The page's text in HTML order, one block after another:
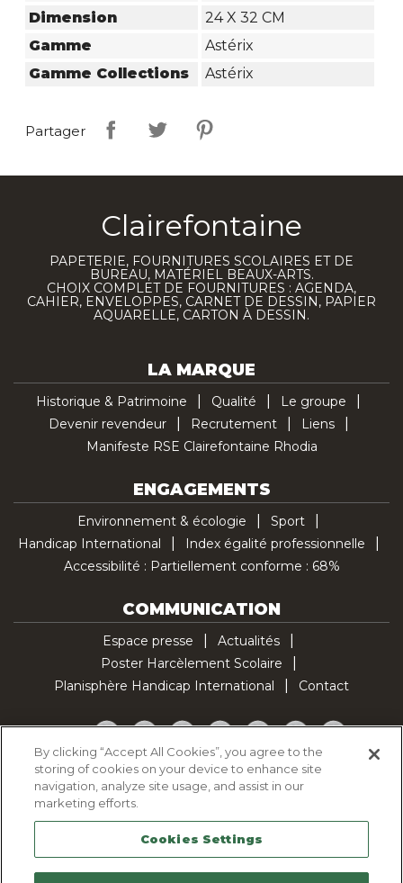
Dimension
24 X 32 CM
Gamme
Astérix
Gamme Collections
Astérix
Partager
Clairefontaine
PAPETERIE, FOURNITURES SCOLAIRES ET DE
BUREAU, MATÉRIEL BEAUX-ARTS.
CHOIX COMPLET DE FOURNITURES : AGENDA,
CAHIER, ENVELOPPES, CARNET DE DESSIN, PAPIER
AQUARELLE, CARTON À DESSIN.
LA MARQUE
Historique & Patrimoine Qualité
Le groupe
Devenir revendeur
Recrutement
Liens
Manifeste RSE Clairefontaine Rhodia
ENGAGEMENTS
Environnement & écologie
Sport
Handicap International
Index égalité professionnelle
Accessibilité : Partiellement conforme : 68%
COMMUNICATION
Espace presse
Actualités
Poster Harcèlement Scolaire
Planisphère Handicap International
Contact
Facebook
TwitterYouTubePinterestInstagramLinkedInTikTok
Politique d'utilisation des cookies
Politique de confidentialité
Mentions légales
Plan du site
Contactez-nous
By clicking “Accept All Cookies”, you agree to the
storing of cookies on your device to enhance site
navigation, analyze site usage, and assist in our
marketing efforts.
Cookies Settings